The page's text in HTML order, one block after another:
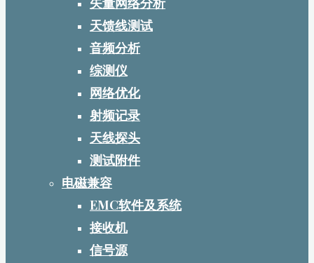
天馈线测试
音频分析
综测仪
网络优化
射频记录
天线探头
测试附件
电磁兼容
EMC软件及系统
接收机
信号源